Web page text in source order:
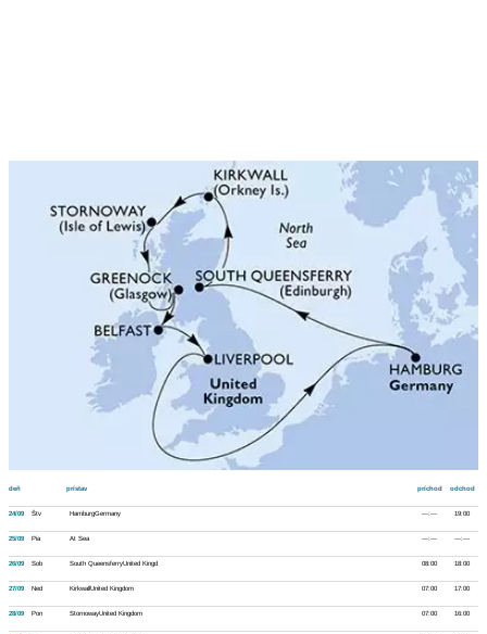
deň prístav odchod
príchod
19:00
---:---
24/09 Štv HamburgGermany
---:---
---:---
25/09 Pia At Sea
18:00
08:00
26/09 Sob South QueensferryUnited Kingd
17:00
07:00
27/09 Ned KirkwallUnited Kingdom
16:00
07:00
28/09 Pon StornowayUnited Kingdom